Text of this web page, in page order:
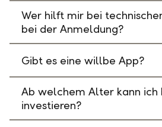
Wer hilft mir bei
bei der Anmeldung?
Gibt es eine willbe App?
Ab welchem Alter kann
investieren?